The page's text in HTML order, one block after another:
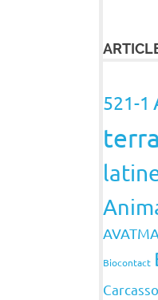
521-1
AVATMA
Biocontact